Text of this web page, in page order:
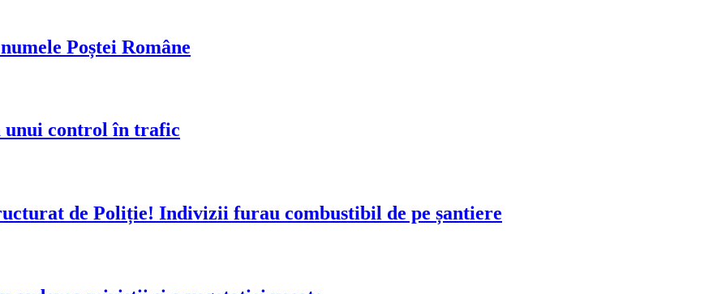
Poștei Române
control în trafic
de Poliție! Indivizii furau combustibil de pe șantiere